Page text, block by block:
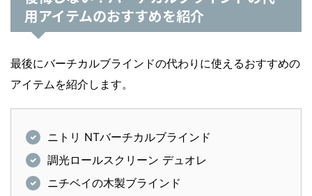
用アイテムのおすすめを紹介
最後にバーチカルブラインドの代わりに使えるおすすめの
アイテムを紹介します。
ニトリ NTバーチカルブラインド
調光ロールスクリーン デュオレ
ニチベイの木製ブラインド